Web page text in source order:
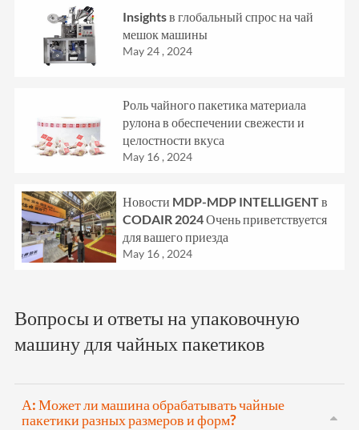
Insights в глобальный спрос на чай
мешок машины
May 24 , 2024
Роль чайного пакетика материала
рулона в обеспечении свежести и
целостности вкуса
May 16 , 2024
Новости MDP-MDP INTELLIGENT в
CODAIR 2024 Очень приветствуется
для вашего приезда
May 16 , 2024
Вопросы и ответы на упаковочную
машину для чайных пакетиков
А: Может ли машина обрабатывать чайные
пакетики разных размеров и форм?